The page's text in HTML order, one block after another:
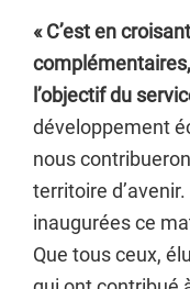
« C’est en
l’objectif du
développement
nous
territoire
inaugurées ce
Que tous ceux,